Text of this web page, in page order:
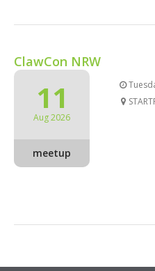
ClawCon NRW
11
Aug 2026
meetup